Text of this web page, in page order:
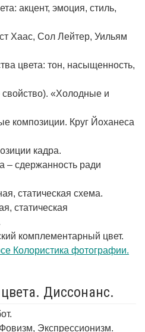
акцент, эмоция, стиль,
Хаас, Сол Лейтер, Уильям
цвета: тон, насыщенность,
«Холодные и
композиции. Круг Йоханеса
кадра.
– сдержанность ради
статическая схема.
статическая
комплементарный цвет.
Колористика фотографии.
Диссонанс.
Экспрессионизм.